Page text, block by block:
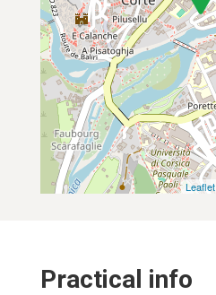
Leaflet
Practical info